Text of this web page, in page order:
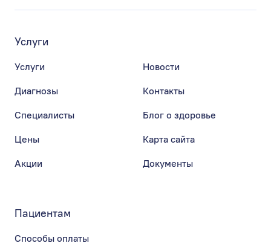
Услуги
Услуги
Диагнозы
Специалисты
Цены
Акции
Новости
Контакты
Блог о здоровье
Карта сайта
Документы
Пациентам
Способы оплаты